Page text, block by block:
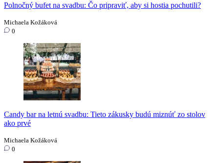
Polnočný bufet na svadbu: Čo pripraviť, aby si hostia pochutili?
Michaela Kožáková
0
Candy bar na letnú svadbu: Tieto zákusky budú miznúť zo stolov
ako prvé
Michaela Kožáková
0